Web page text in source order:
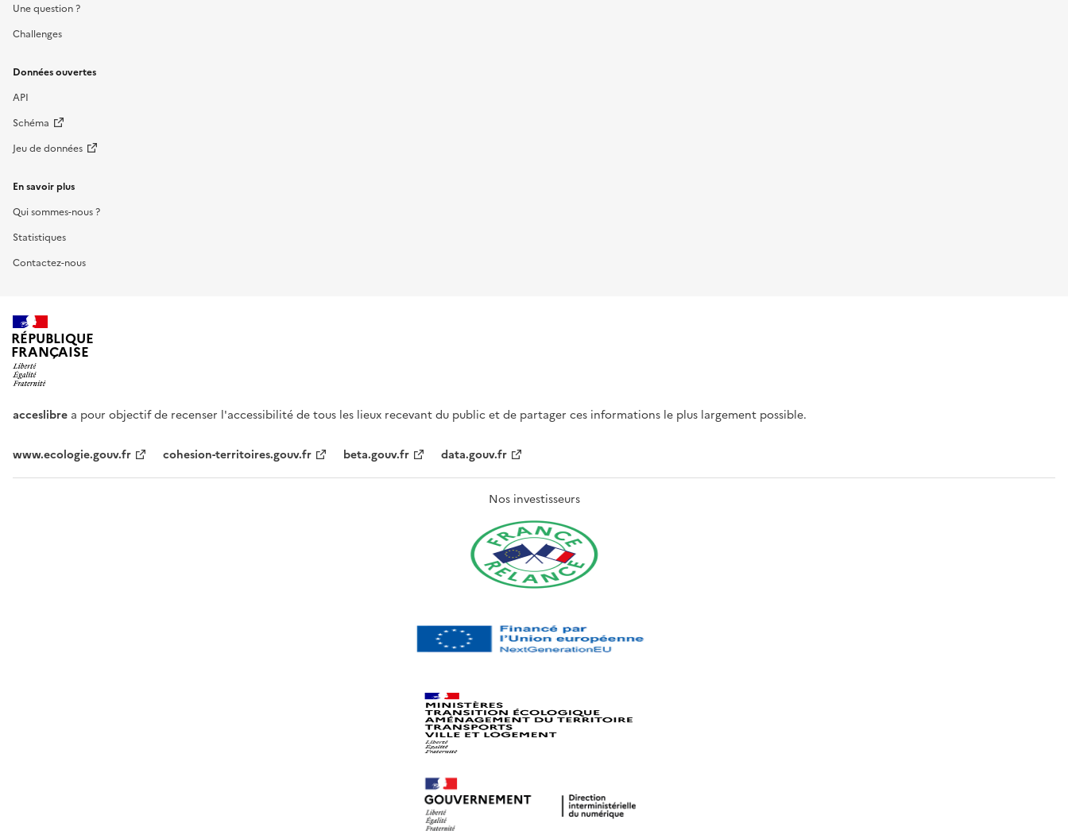
Une question ?
Challenges
Données ouvertes
API
Schéma
Jeu de données
En savoir plus
Qui sommes-nous ?
Statistiques
Contactez-nous
RÉPUBLIQUE
FRANÇAISE
acceslibre a pour objectif de recenser l'accessibilité de tous les lieux recevant du public et de partager ces informations le plus largement possible.
www.ecologie.gouv.fr cohesion-territoires.gouv.fr beta.gouv.fr data.gouv.fr
Nos investisseurs